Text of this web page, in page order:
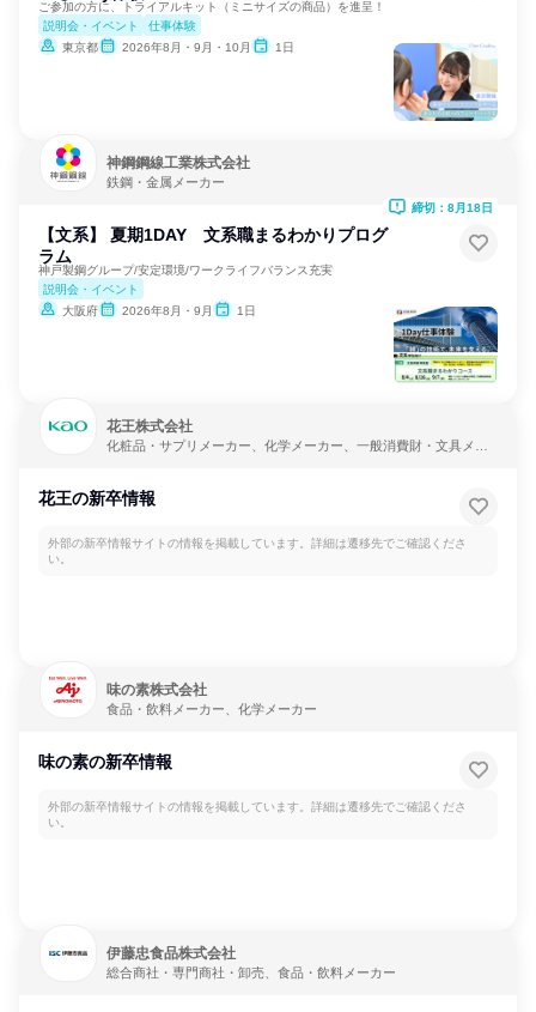
ご参加の方に、トライアルキット（ミニサイズの商品）を進呈！
説明会・イベント
仕事体験
東京都
2026年8月・9月・10月 1日
神鋼鋼線工業株式会社
鉄鋼・金属メーカー
【文系】 夏期1DAY 文系職まるわかりプログ
ラム
神戸製鋼グループ/安定環境/ワークライフバランス充実
説明会・イベント
大阪府
2026年8月・9月 1日
締切：8月18日
花王株式会社
化粧品・サプリメーカー、化学メーカー、一般消費財・文具メー
花王の新卒情報
外部の新卒情報サイトの情報を掲載しています。詳細は遷移先でご確認くださ
い。
味の素株式会社
食品・飲料メーカー、化学メーカー
味の素の新卒情報
外部の新卒情報サイトの情報を掲載しています。詳細は遷移先でご確認くださ
い。
伊藤忠食品株式会社
総合商社・専門商社・卸売、食品・飲料メーカー